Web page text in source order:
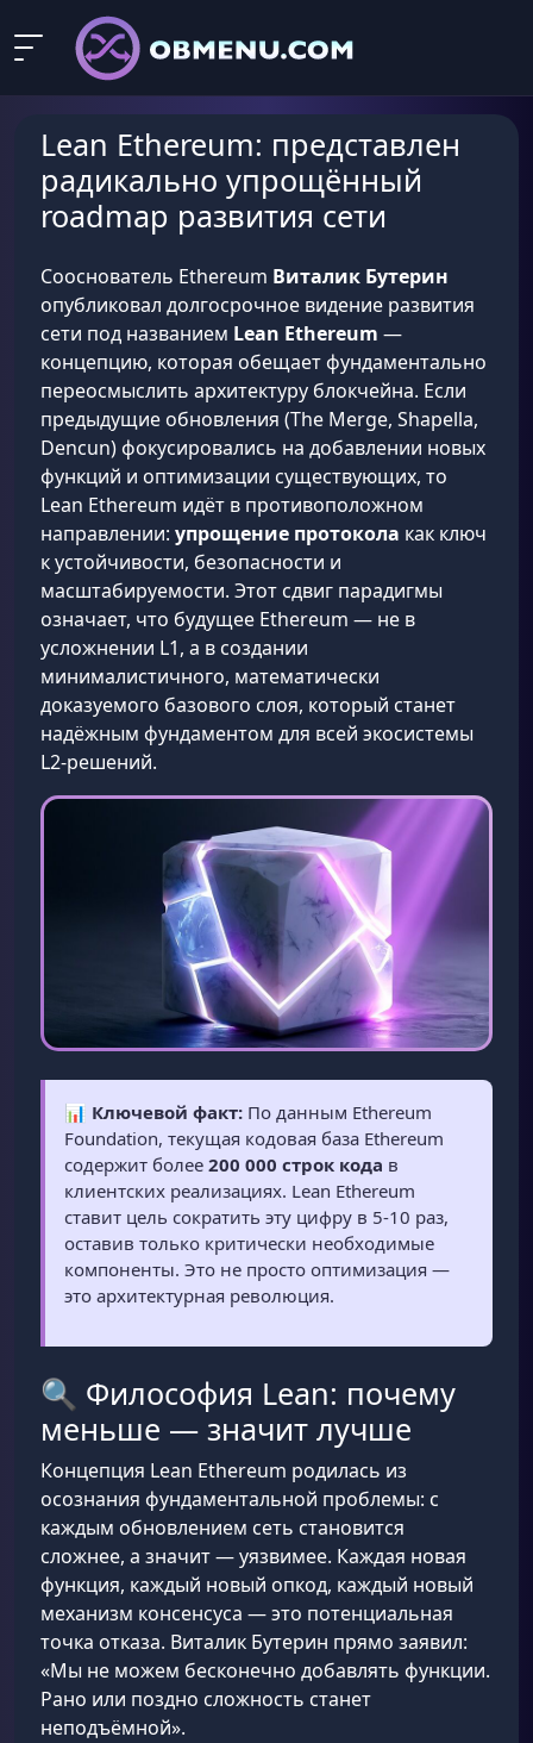
Lean Ethereum: представлен
радикально упрощённый
roadmap развития сети
Сооснователь Ethereum Виталик Бутерин
опубликовал долгосрочное видение развития
сети под названием Lean Ethereum —
концепцию, которая обещает фундаментально
переосмыслить архитектуру блокчейна. Если
предыдущие обновления (The Merge, Shapella,
Dencun) фокусировались на добавлении новых
функций и оптимизации существующих, то
Lean Ethereum идёт в противоположном
направлении: упрощение протокола как ключ
к устойчивости, безопасности и
масштабируемости. Этот сдвиг парадигмы
означает, что будущее Ethereum — не в
усложнении L1, а в создании
минималистичного, математически
доказуемого базового слоя, который станет
надёжным фундаментом для всей экосистемы
L2-решений.
📊 Ключевой факт: По данным Ethereum
Foundation, текущая кодовая база Ethereum
содержит более 200 000 строк кода в
клиентских реализациях. Lean Ethereum
ставит цель сократить эту цифру в 5-10 раз,
оставив только критически необходимые
компоненты. Это не просто оптимизация —
это архитектурная революция.
🔍 Философия Lean: почему
меньше — значит лучше
Концепция Lean Ethereum родилась из
осознания фундаментальной проблемы: с
каждым обновлением сеть становится
сложнее, а значит — уязвимее. Каждая новая
функция, каждый новый опкод, каждый новый
механизм консенсуса — это потенциальная
точка отказа. Виталик Бутерин прямо заявил:
«Мы не можем бесконечно добавлять функции.
Рано или поздно сложность станет
неподъёмной».